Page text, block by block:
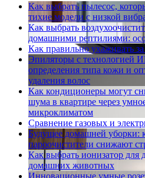
Как выбрать пылесос,
тихие модели с низкой
Как выбрать
домашними рептилиями:
Как правильно ухаживать
Эпиляторы с технологией
определения типа кожи и
удаления волос
Как кондиционеры могут
шума в квартире через
микроклиматом
Сравнение газовых и
Будущее домашней уборки:
пароочистители снижают
Как выбрать ионизатор для
домашних животных
Инновационные умные